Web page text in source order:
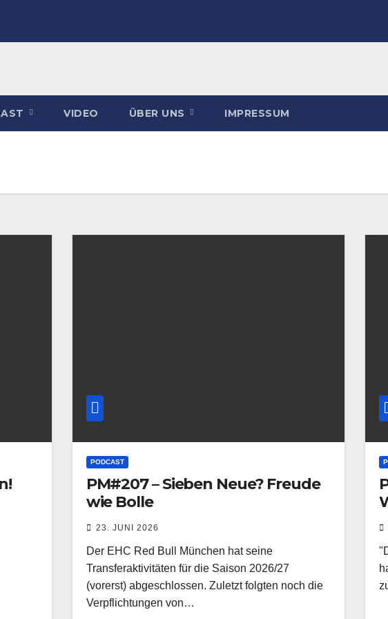
VIDEO ÜBER UNS IMPRESSUM
PODCAST
PM#207 – Sieben Neue? Freude
wie Bolle
23. JUNI 2026
Der EHC Red Bull München hat seine
Transferaktivitäten für die Saison 2026/27
(vorerst) abgeschlossen. Zuletzt folgten noch die
Verpflichtungen von…